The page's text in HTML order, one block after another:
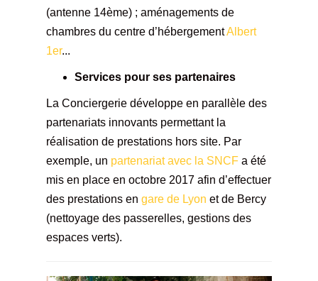
(antenne 14ème) ; aménagements de
chambres du centre d’hébergementAlbert
1er...
Services pour ses partenaires
La Conciergerie développe en parallèle des
partenariats innovants permettant la
réalisation de prestations hors site. Par
exemple, un partenariat avec la SNCF a été
mis en place en octobre 2017 afin d’effectuer
des prestations en gare de Lyon et de Bercy
(nettoyage des passerelles, gestions des
espaces verts).